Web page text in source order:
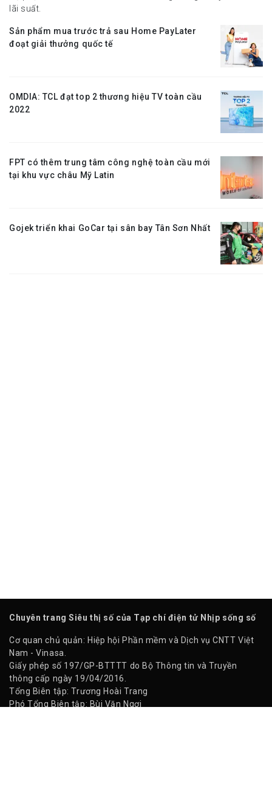
lãi suất.
Sản phẩm mua trước trả sau Home PayLater
đoạt giải thưởng quốc tế
OMDIA: TCL đạt top 2 thương hiệu TV toàn cầu
2022
FPT có thêm trung tâm công nghệ toàn cầu mới
tại khu vực châu Mỹ Latin
Gojek triển khai GoCar tại sân bay Tân Sơn Nhất
Chuyên trang Siêu thị số của Tạp chí điện tử Nhịp sống số
Cơ quan chủ quản: Hiệp hội Phần mềm và Dịch vụ CNTT Việt
Nam - Vinasa.
Giấy phép số 197/GP-BTTTT do Bộ Thông tin và Truyền
thông cấp ngày 19/04/2016.
Tổng Biên tập: Trương Hoài Trang
Phó Tổng Biên tập: Bùi Văn Ngợi